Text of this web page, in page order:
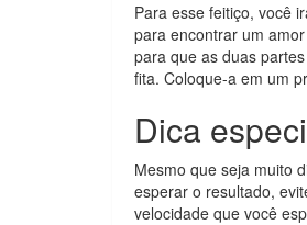
Para esse feitiço, você
para encontrar um
para que as duas
fita. Coloque-a em um
Dica
Mesmo que seja muito
esperar o resultado,
velocidade que você